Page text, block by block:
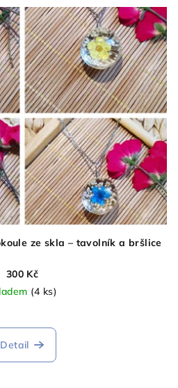
ze skla – tavolník a bršlice
300 Kč
(4 ks)
Detail